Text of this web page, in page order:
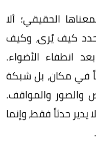
الحقيقي؛ ألا
كيف يُرى، وكيف
انطفاء الأضواء.
في مكان، بل شبكة
والصور والمواقف.
حدثاً فقط، وإنما